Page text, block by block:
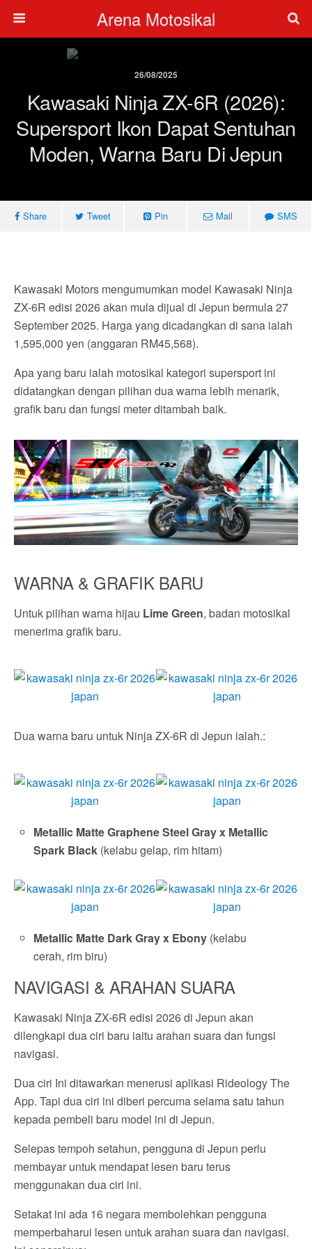
Arena Motosikal
26/08/2025
Kawasaki Ninja ZX-6R (2026):
Supersport Ikon Dapat Sentuhan
Moden, Warna Baru Di Jepun
Share Tweet Pin Mail SMS
Kawasaki Motors mengumumkan model Kawasaki Ninja
ZX-6R edisi 2026 akan mula dijual di Jepun bermula 27
September 2025. Harga yang dicadangkan di sana ialah
1,595,000 yen (anggaran RM45,568).
Apa yang baru ialah motosikal kategori supersport ini
didatangkan dengan pilihan dua warna lebih menarik,
grafik baru dan fungsi meter ditambah baik.
WARNA & GRAFIK BARU
Untuk pilihan warna hijau Lime Green, badan motosikal
menerima grafik baru.
Dua warna baru untuk Ninja ZX-6R di Jepun ialah.:
Metallic Matte Graphene Steel Gray x Metallic
Spark Black (kelabu gelap, rim hitam)
Metallic Matte Dark Gray x Ebony (kelabu
cerah, rim biru)
NAVIGASI & ARAHAN SUARA
Kawasaki Ninja ZX-6R edisi 2026 di Jepun akan
dilengkapi dua ciri baru iaitu arahan suara dan fungsi
navigasi.
Dua ciri Ini ditawarkan menerusi aplikasi Rideology The
App. Tapi dua ciri ini diberi percuma selama satu tahun
kepada pembeli baru model ini di Jepun.
Selepas tempoh setahun, pengguna di Jepun perlu
membayar untuk mendapat lesen baru terus
menggunakan dua ciri ini.
Setakat ini ada 16 negara membolehkan pengguna
memperbaharui lesen untuk arahan suara dan navigasi.